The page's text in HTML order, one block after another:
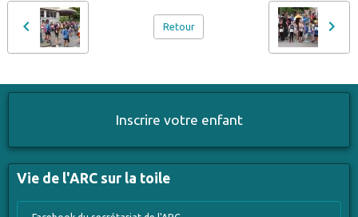
Retour
Inscrire votre enfant
Vie de l'ARC sur la toile